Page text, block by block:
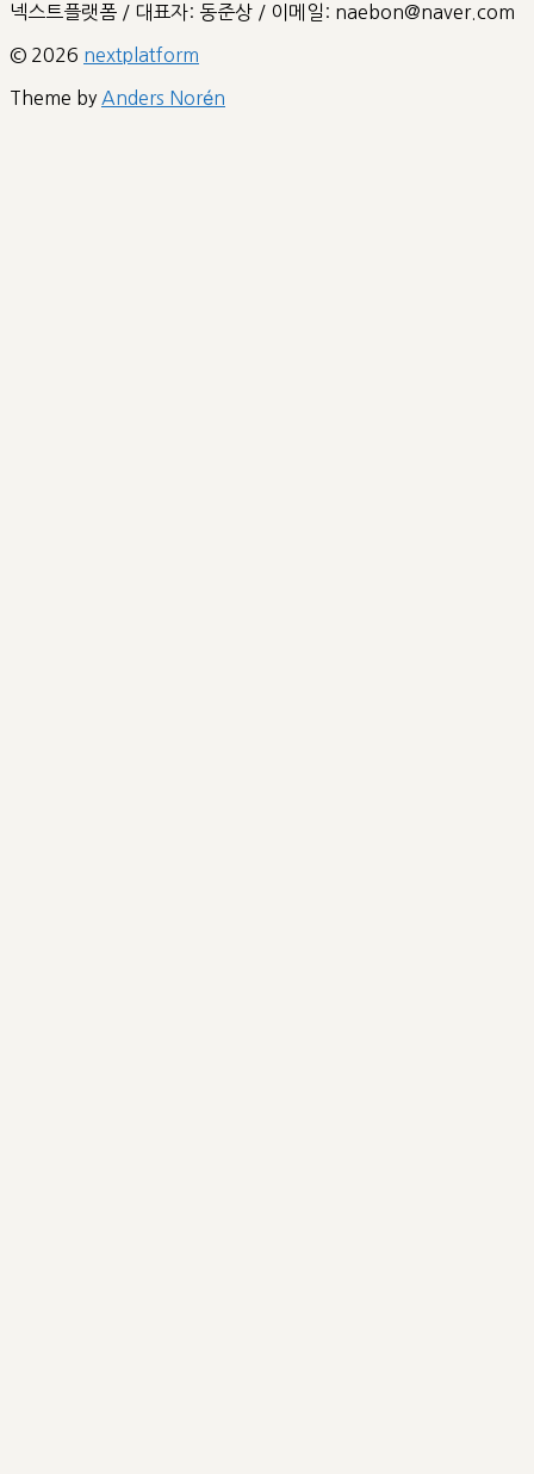
넥스트플랫폼 / 대표자: 동준상 / 이메일: naebon@naver.com
© 2026 nextplatform
Theme by Anders Norén